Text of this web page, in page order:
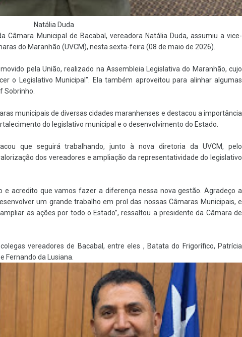
Natália Duda
Câmara Municipal de Bacabal, vereadora Natália Duda, assumiu a vice-
do Maranhão (UVCM), nesta sexta-feira (08 de maio de 2026).
pela União, realizado na Assembleia Legislativa do Maranhão, cujo
o Legislativo Municipal”. Ela também aproveitou para alinhar algumas
Sobrinho.
municipais de diversas cidades maranhenses e destacou a importância
do legislativo municipal e o desenvolvimento do Estado.
que seguirá trabalhando, junto à nova diretoria da UVCM, pelo
dos vereadores e ampliação da representatividade do legislativo
e acredito que vamos fazer a diferença nessa nova gestão. Agradeço a
um grande trabalho em prol das nossas Câmaras Municipais, e
as ações por todo o Estado”, ressaltou a presidente da Câmara de
vereadores de Bacabal, entre eles , Batata do Frigorífico, Patrícia
Fernando da Lusiana.